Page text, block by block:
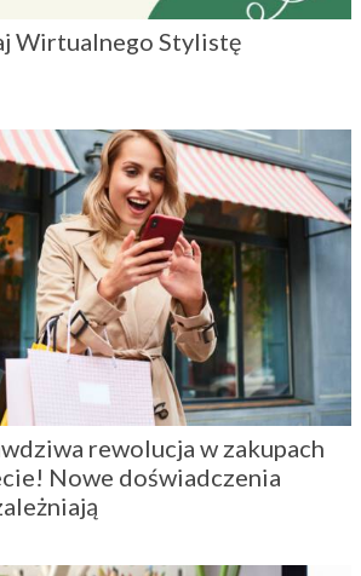
Wirtualnego Stylistę
rewolucja w zakupach
Nowe doświadczenia